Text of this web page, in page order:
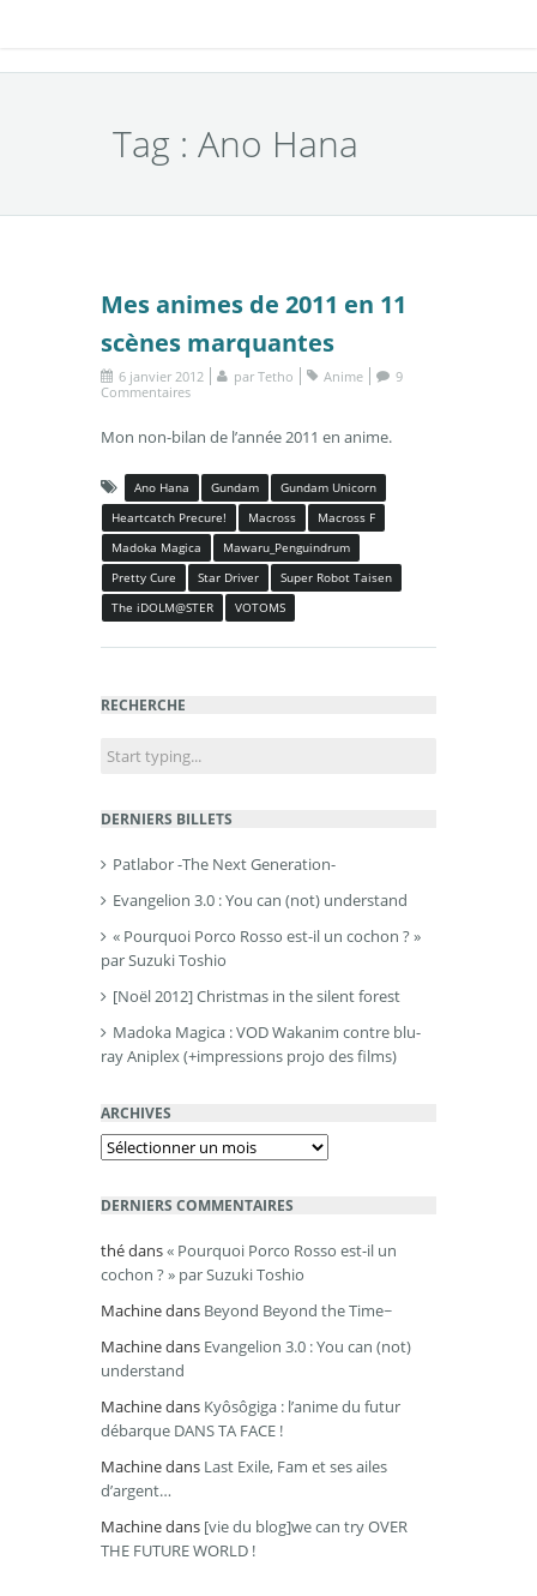
Tag : Ano Hana
Mes animes de 2011 en 11
scènes marquantes
6 janvier 2012 par Tetho Anime
9
Commentaires
Mon non-bilan de l’année 2011 en anime.
Ano Hana Gundam
Gundam Unicorn
Heartcatch Precure!
Macross
Macross F
Madoka Magica
Mawaru_Penguindrum
Pretty Cure
Star Driver
Super Robot Taisen
The iDOLM@STER
VOTOMS
RECHERCHE
DERNIERS BILLETS
Patlabor -The Next Generation-
Evangelion 3.0 : You can (not) understand
« Pourquoi Porco Rosso est-il un cochon ? »
par Suzuki Toshio
[Noël 2012] Christmas in the silent forest
Madoka Magica : VOD Wakanim contre blu-
ray Aniplex (+impressions projo des films)
ARCHIVES
Archives
DERNIERS COMMENTAIRES
thédans« Pourquoi Porco Rosso est-il un
cochon ? » par Suzuki Toshio
Machinedans Beyond Beyond the Time~
Machinedans Evangelion 3.0 : You can (not)
understand
Machinedans Kyôsôgiga : l’anime du futur
débarque DANS TA FACE !
Machinedans Last Exile, Fam et ses ailes
d’argent…
Machinedans [vie du blog]we can try OVER
THE FUTURE WORLD !